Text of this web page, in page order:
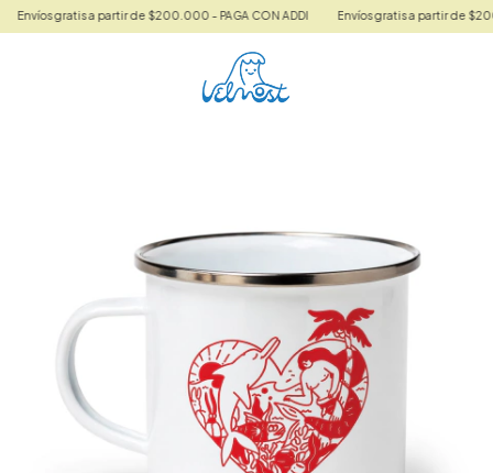
Envíos gratis a partir de $200.000 - PAGA CON ADDI Envíos gratis a partir de